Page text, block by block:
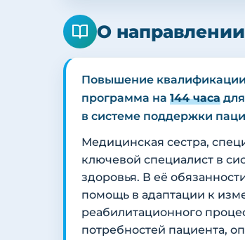
О
Повышение
программа на 144 часа
в системе поддержки
Медицинская сестра,
ключевой специалист в
здоровья. В её
помощь в адаптации к
реабилитационного
потребностей пациента,